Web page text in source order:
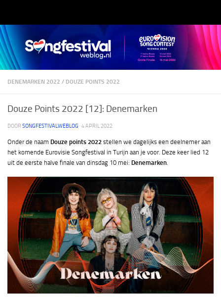
DENEMARKEN 2022 / DOUZE POINTS 2022
Douze Points 2022 [12]: Denemarken
DOOR SONGFESTIVALWEBLOG ·4 APRIL 2022
Onder de naam Douze points 2022 stellen we dagelijks een deelnemer aan
het komende Eurovisie Songfestival in Turijn aan je voor. Deze keer lied 12
uit de eerste halve finale van dinsdag 10 mei: Denemarken.